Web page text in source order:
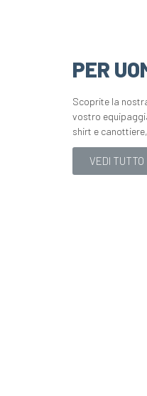
PER
Scoprite la
vostro
shirt e
VEDI TUTTO